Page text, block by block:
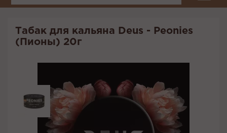
Табак для кальяна Deus - Peonies
(Пионы) 20г